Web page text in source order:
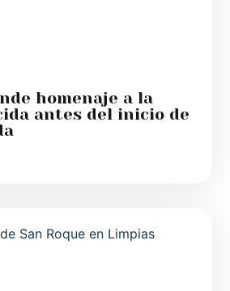
homenaje a la
antes del inicio de